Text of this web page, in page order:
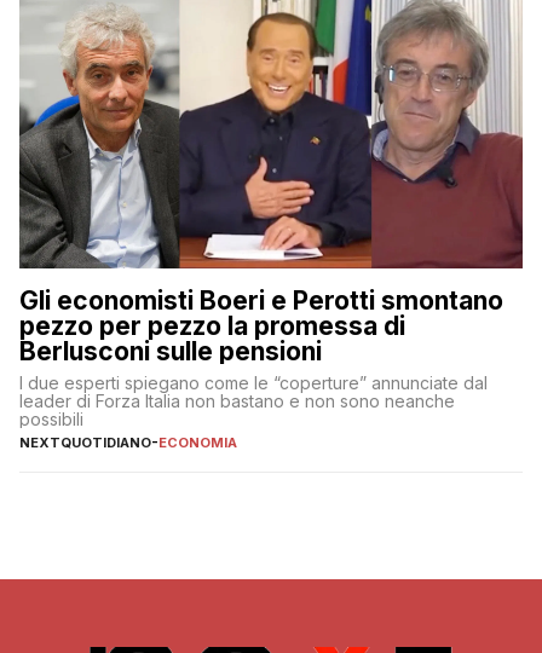
Gli economisti Boeri e Perotti smontano
pezzo per pezzo la promessa di
Berlusconi sulle pensioni
I due esperti spiegano come le “coperture” annunciate dal
leader di Forza Italia non bastano e non sono neanche
possibili
NEXTQUOTIDIANO-ECONOMIA